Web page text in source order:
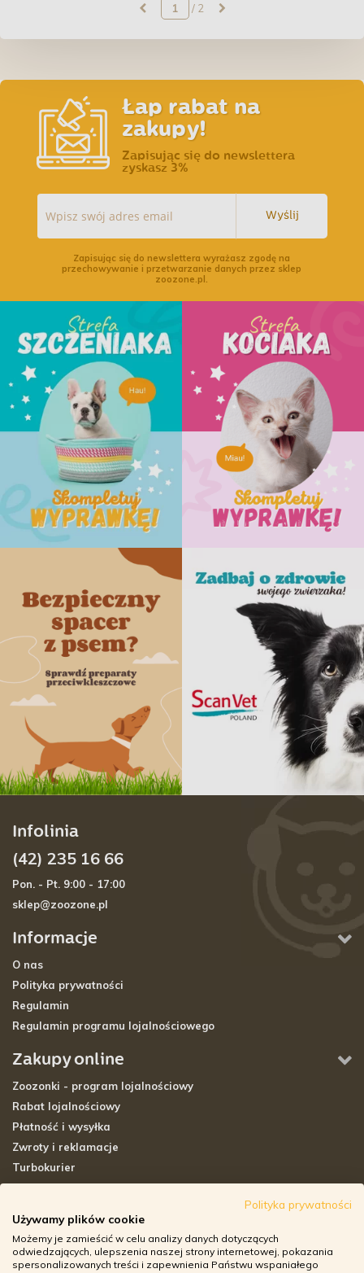
/ 2
Łap rabat na
zakupy!
Zapisując się do newslettera
zyskasz 3%
Wyślij
Zapisując się do newslettera wyrażasz zgodę na
przechowywanie i przetwarzanie danych przez sklep
zoozone.pl.
Informacje
O nas
Polityka prywatności
Regulamin
Regulamin programu lojalnościowego
Zakupy online
Zoozonki - program lojalnościowy
Rabat lojalnościowy
Płatność i wysyłka
Zwroty i reklamacje
Turbokurier
Adresy sklepów stacjonarnych
Godziny otwarcia sklepów
Aplikacja zoozone.pl
Infolinia
(42) 235 16 66
Pon. - Pt. 9:00 - 17:00
sklep@zoozone.pl
Polityka prywatności
Używamy plików cookie
Możemy je zamieścić w celu analizy danych dotyczących
odwiedzających, ulepszenia naszej strony internetowej, pokazania
spersonalizowanych treści i zapewnienia Państwu wspaniałego